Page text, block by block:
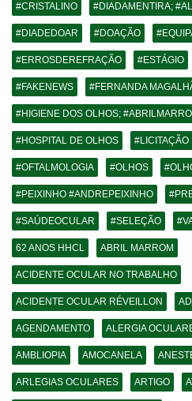
#CRISTALINO #DIADAMENTIRA;
#DIADEDOAR #DOAÇÃO
#ERROSDEREFRAÇÃO #ESTÁGIO
#FAKENEWS #FERNANDA
#HIGIENE DOS OLHOS;
#HOSPITAL DE OLHOS #LICITAÇÃO
#OFTALMOLOGIA #OLHOS
#PEIXINHO #ANDREPEIXINHO
#SAÚDEOCULAR #SELEÇÃO
62 ANOS HHCL ABRIL MARROM
ACIDENTE OCULAR NO TRABALHO
ACIDENTE OCULAR RÉVEILLON
AGENDAMENTO ALERGIA
AMBLIOPIA AMOCANELA
ARLEGIAS OCULARES ARTIGO